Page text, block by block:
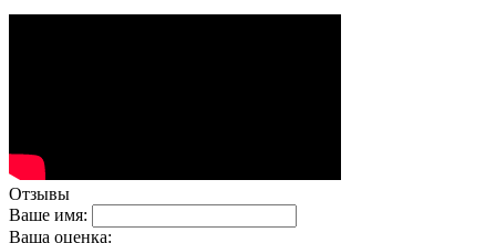
Отзывы
Ваше имя:
Ваша оценка: